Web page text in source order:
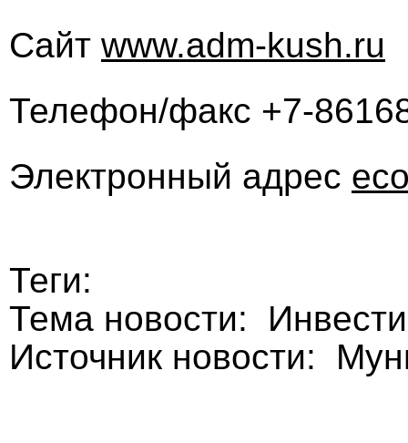
Сайт www.adm-kush.ru
Телефон/факс +7-
Электронный адрес
Теги:
Тема новости:
Источник новости: